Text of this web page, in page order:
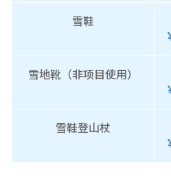
雪鞋
雪地靴（非项目使用）
雪鞋登山杖